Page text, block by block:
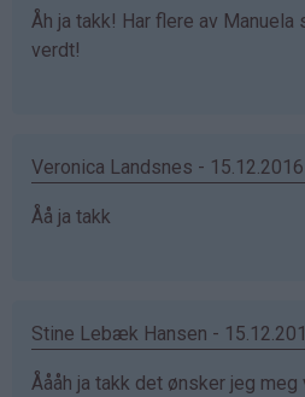
Åh ja takk! Har flere av Manuela
verdt!
Veronica Landsnes -
Åå ja takk
Stine Lebæk Hansen -
Åååh ja takk det ønsker jeg